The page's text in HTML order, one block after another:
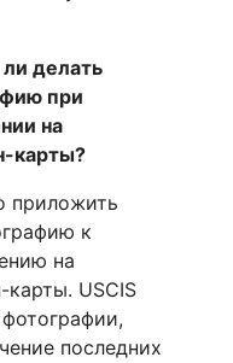
делать
при
на
карты?
приложить
к
на
карты. USCIS
последних